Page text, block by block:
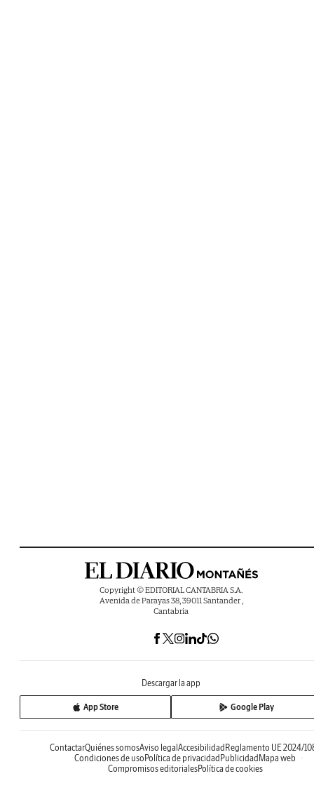
Copyright © EDITORIAL CANTABRIA S.A.
Avenida de Parayas 38, 39011 Santander ,
Cantabria
Descargar la app
App Store Google Play
ContactarQuiénes somosAviso legalAccesibilidadReglamento UE 2024/
Condiciones de usoPolítica de privacidadPublicidadMapa web
Compromisos editorialesPolítica de cookies